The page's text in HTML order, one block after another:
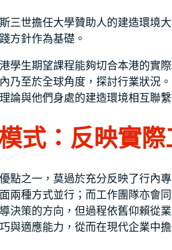
三世擔任大學贊助人的建造環境
方針作為基礎。
學生期望課程能夠切合本港的實
乃至於全球角度，探討行業狀況
論與他們身處的建造環境相互聯繫
式：反映實
點之一，莫過於充分反映了行內
兩種方式並行；而工作團隊亦會
決策的方向，但過程依舊仰賴從
與適應能力，從而在現代企業中